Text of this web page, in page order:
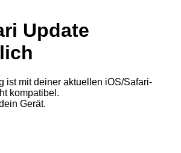
Update
ist mit deiner aktuellen iOS/Safari-
kompatibel.
Gerät.